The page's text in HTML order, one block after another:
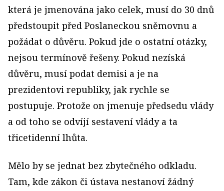
která je jmenována jako celek, musí do 30 dnů
předstoupit před Poslaneckou sněmovnu a
požádat o důvěru. Pokud jde o ostatní otázky,
nejsou termínově řešeny. Pokud nezíská
důvěru, musí podat demisi a je na
prezidentovi republiky, jak rychle se
postupuje. Protože on jmenuje předsedu vlády
a od toho se odvíjí sestavení vlády a ta
třicetidenní lhůta.
Mělo by se jednat bez zbytečného odkladu.
Tam, kde zákon či ústava nestanoví žádný